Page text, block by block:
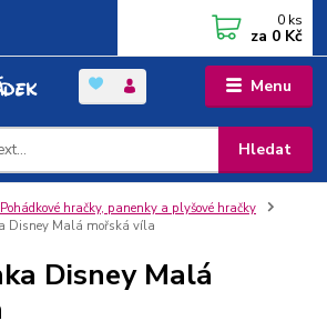
Menu
Hledat
0 ks
za 0 Kč
hračky, panenky a plyšové hračky
Disney Malá mořská víla
Disney Malá